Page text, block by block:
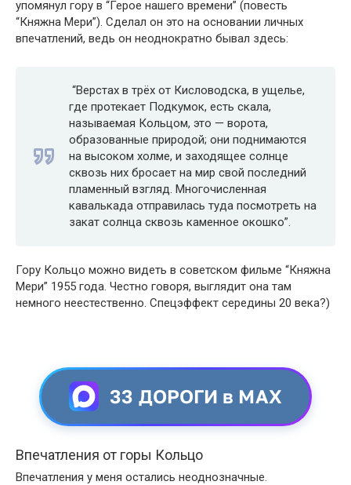
упомянул гору в “Герое нашего времени” (повесть
“Княжна Мери”). Сделал он это на основании личных
впечатлений, ведь он неоднократно бывал здесь:
“Верстах в трёх от Кисловодска, в ущелье,
где протекает Подкумок, есть скала,
называемая Кольцом, это — ворота,
образованные природой; они поднимаются
на высоком холме, и заходящее солнце
сквозь них бросает на мир свой последний
пламенный взгляд. Многочисленная
кавалькада отправилась туда посмотреть на
закат солнца сквозь каменное окошко”.
Гору Кольцо можно видеть в советском фильме “Княжна
Мери” 1955 года. Честно говоря, выглядит она там
немного неестественно. Спецэффект середины 20 века?)
33 ДОРОГИ в MAX
Впечатления от горы Кольцо
Впечатления у меня остались неоднозначные.